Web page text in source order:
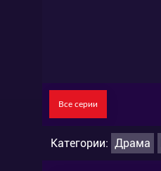
Все серии
Категории: Драма